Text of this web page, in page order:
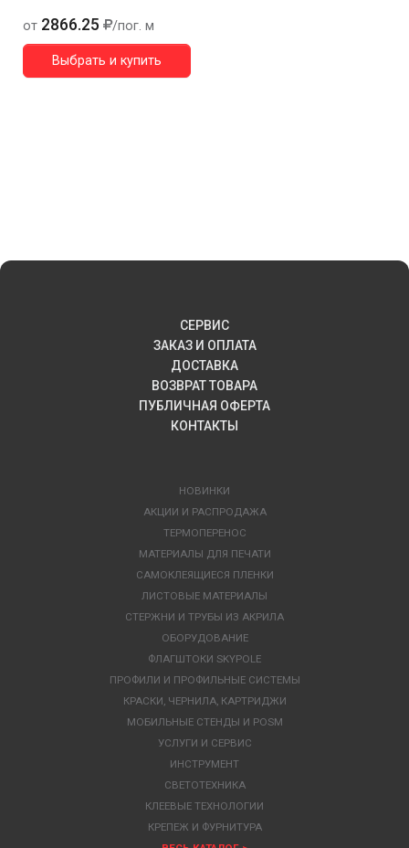
от 2866.25 /пог. м
Выбрать и купить
СЕРВИС
ЗАКАЗ И ОПЛАТА
ДОСТАВКА
ВОЗВРАТ ТОВАРА
ПУБЛИЧНАЯ ОФЕРТА
КОНТАКТЫ
НОВИНКИ
АКЦИИ И РАСПРОДАЖА
ТЕРМОПЕРЕНОС
МАТЕРИАЛЫ ДЛЯ ПЕЧАТИ
САМОКЛЕЯЩИЕСЯ ПЛЕНКИ
ЛИСТОВЫЕ МАТЕРИАЛЫ
СТЕРЖНИ И ТРУБЫ ИЗ АКРИЛА
ОБОРУДОВАНИЕ
ФЛАГШТОКИ SKYPOLE
ПРОФИЛИ И ПРОФИЛЬНЫЕ СИСТЕМЫ
КРАСКИ, ЧЕРНИЛА, КАРТРИДЖИ
МОБИЛЬНЫЕ СТЕНДЫ И POSM
УСЛУГИ И СЕРВИС
ИНСТРУМЕНТ
СВЕТОТЕХНИКА
КЛЕЕВЫЕ ТЕХНОЛОГИИ
КРЕПЕЖ И ФУРНИТУРА